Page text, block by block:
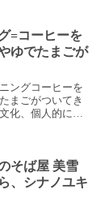
=コーヒーを
ゆでたまごが
ングコーヒーを
まごがついてき
化、個人的には
そば屋 美雪
、シナノユキ